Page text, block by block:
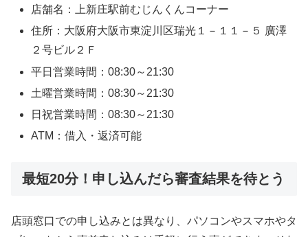
店舗名：上新庄駅前むじんくんコーナー
住所：大阪府大阪市東淀川区瑞光１－１１－５ 廣澤
２号ビル２Ｆ
平日営業時間：08:30～21:30
土曜営業時間：08:30～21:30
日祝営業時間：08:30～21:30
ATM：借入・返済可能
最短20分！申し込んだら審査結果を待とう
店頭窓口での申し込みとは異なり、パソコンやスマホやタ